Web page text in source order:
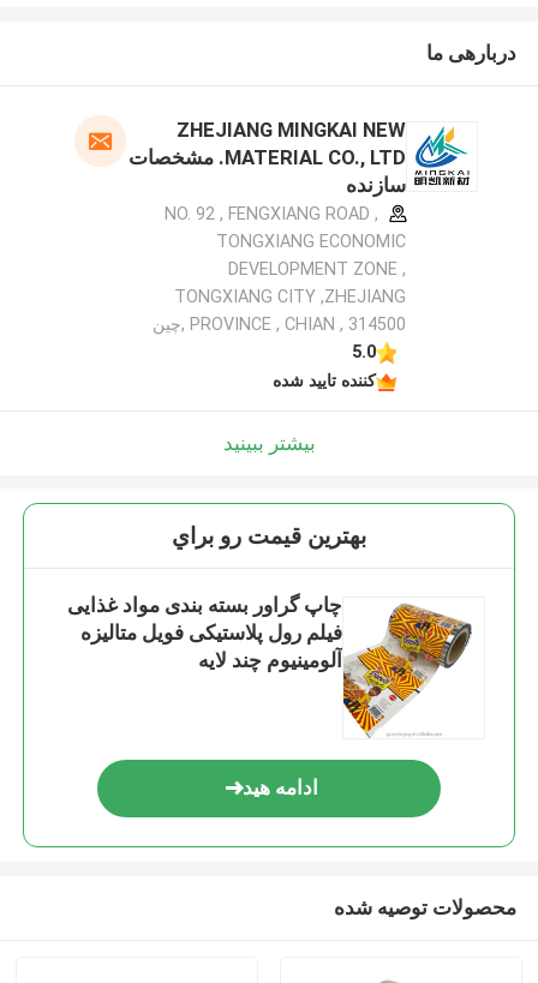
دربارهی ما
ZHEJIANG MINGKAI NEW
MATERIAL CO., LTD. مشخصات
سازنده
NO. 92 , FENGXIANG ROAD ,
TONGXIANG ECONOMIC
DEVELOPMENT ZONE ,
TONGXIANG CITY ,ZHEJIANG
PROVINCE , CHIAN , 314500 ,چین
5.0
کننده تایید شده
بیشتر ببینید
بهترين قيمت رو براي
چاپ گراور بسته بندی مواد غذایی
فیلم رول پلاستیکی فویل متالیزه
آلومینیوم چند لایه
ادامه هید
محصولات توصیه شده